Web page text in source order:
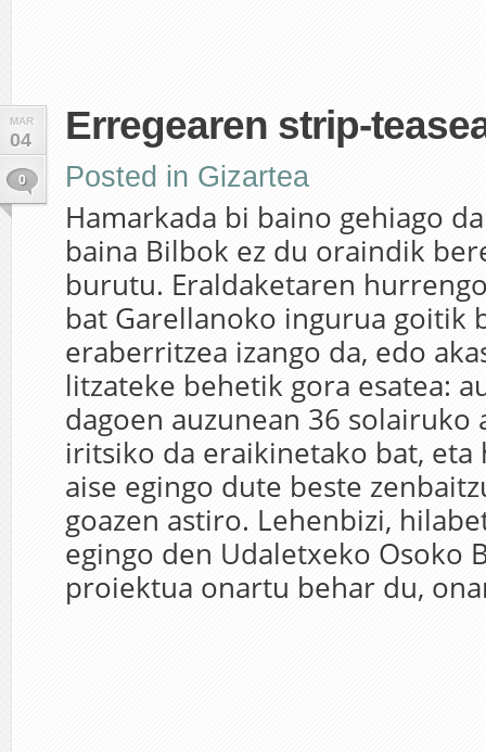
MAR
04
0
Erregearen strip-
Posted in Gizartea
Hamarkada bi baino gehiago
baina Bilbok ez du oraindik
burutu. Eraldaketaren
bat Garellanoko ingurua goitik
eraberritzea izango da, edo
litzateke behetik gora esatea:
dagoen auzunean 36 solairuko
iritsiko da eraikinetako bat, eta
aise egingo dute beste
goazen astiro. Lehenbizi,
egingo den Udaletxeko Osoko
proiektua onartu behar du,